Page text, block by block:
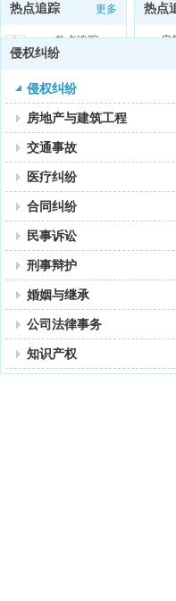
热点追踪 更多
热点追踪：
热点
房
侵权纠纷
侵权纠纷
房地产与建筑工程
交通事故
医疗纠纷
合同纠纷
民事诉讼
刑事辩护
婚姻与继承
公司法律事务
知识产权